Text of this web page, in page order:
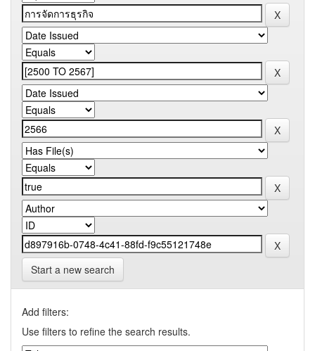
Start a new search
Add filters:
Use filters to refine the search results.